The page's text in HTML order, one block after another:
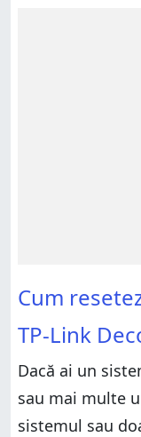
Cum
TP-Link
Dacă ai un
sau mai multe
sistemul sau